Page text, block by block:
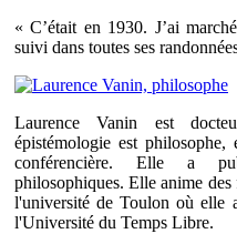
« C’était en 1930. J’ai
suivi dans toutes ses
Laurence Vanin est
épistémologie est philosophe,
conférencière. Elle a
philosophiques. Elle anime
l'université de Toulon où elle
l'Université du Temps Libre.